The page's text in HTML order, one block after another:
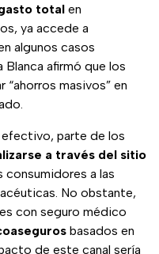
total en
ya accede a
algunos casos
Blanca afirmó que los
masivos” en
efectivo, parte de los
a través del sitio
consumidores a las
No obstante,
con seguro médico
basados en
de este canal sería